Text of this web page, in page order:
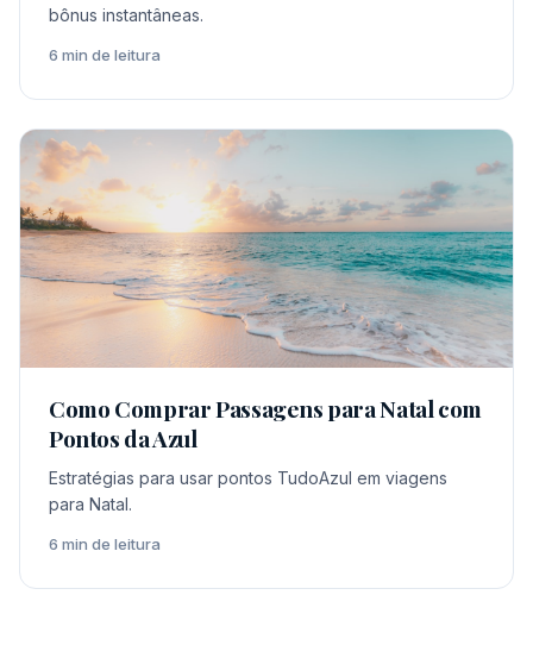
bônus instantâneas.
6 min de leitura
Como Comprar Passagens para Natal com
Pontos da Azul
Estratégias para usar pontos TudoAzul em viagens
para Natal.
6 min de leitura